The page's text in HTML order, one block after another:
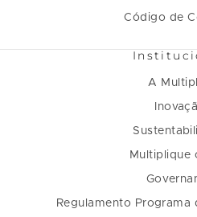
Código de
A
Multiplique
Regulamento Programa